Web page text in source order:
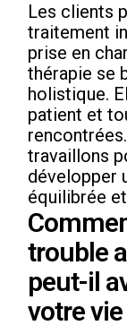
Les clients
traitement
prise en
thérapie se
holistique.
patient et
travaillons
développer
équilibrée
trouble
peut-il
votre vie